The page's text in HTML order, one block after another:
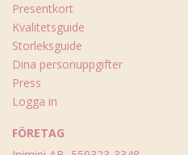
Presentkort
Kvalitetsguide
Storleksguide
Dina personuppgifter
Press
Logga in
FÖRETAG